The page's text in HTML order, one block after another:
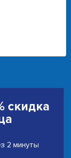
скидка
2 минуты